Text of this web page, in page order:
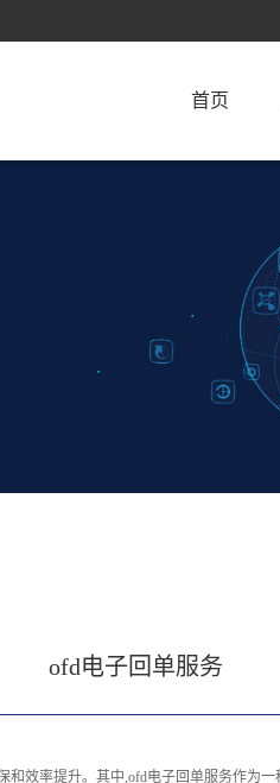
首页
ofd电子回单服务
效率提升。其中,ofd电子回单服务作为